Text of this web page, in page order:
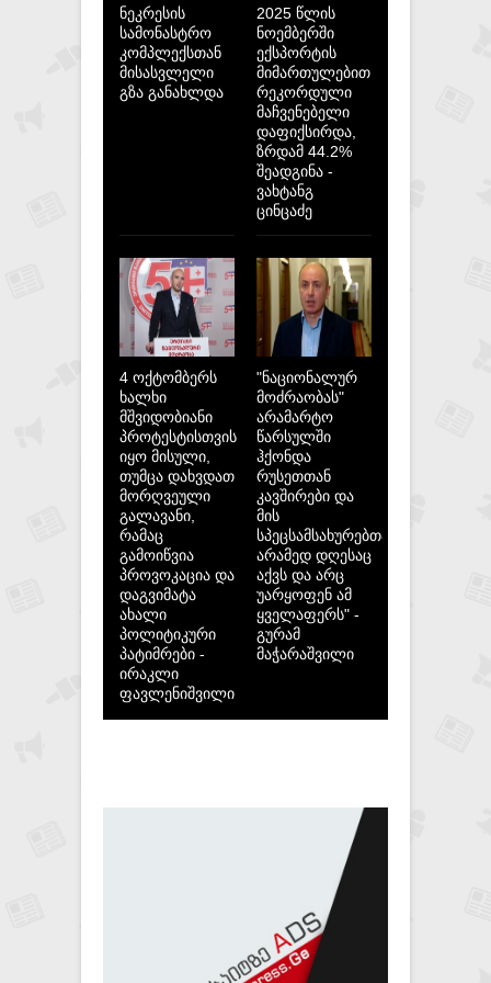
ნეკრესის
სამონასტრო
კომპლექსთან
მისასვლელი
გზა განახლდა
2025 წლის
ნოემბერში
ექსპორტის
მიმართულებით
რეკორდული
მაჩვენებელი
დაფიქსირდა,
ზრდამ 44.2%
შეადგინა -
ვახტანგ
ცინცაძე
4 ოქტომბერს
ხალხი
მშვიდობიანი
პროტესტისთვის
იყო მისული,
თუმცა დახვდათ
მორღვეული
გალავანი,
რამაც
გამოიწვია
პროვოკაცია და
დაგვიმატა
ახალი
პოლიტიკური
პატიმრები -
ირაკლი
ფავლენიშვილი
"ნაციონალურ
მოძრაობას"
არამარტო
წარსულში
ჰქონდა
რუსეთთან
კავშირები და
მის
სპეცსამსახურებთან,
არამედ დღესაც
აქვს და არც
უარყოფენ ამ
ყველაფერს" -
გურამ
მაჭარაშვილი